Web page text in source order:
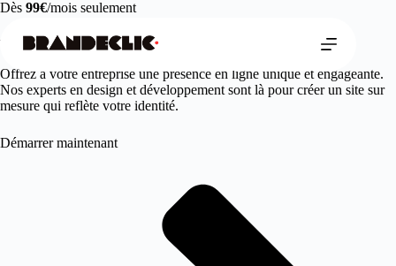
Passer
contenu
Dès 99€/mois seulement
Votre agence web design à st martin d oney
Offrez à votre entreprise une présence en ligne unique et engageante.
Nos experts en design et développement sont là pour créer un site sur
mesure qui reflète votre identité.
Démarrer maintenant